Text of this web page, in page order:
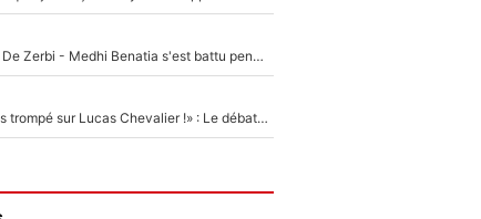
Départ de Roberto De Zerbi - Medhi Benatia s'est battu pendant six mois pour le retenir à l'OM, le PSG a été le naufrage de trop : «Je pars avec toi»
«Admets que tu t'es trompé sur Lucas Chevalier !» : Le débat sur le gardien du PSG vire au clash à l'After Foot